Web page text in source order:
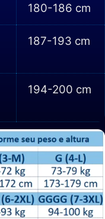
180-186 cm
187-193 cm
194-200 cm